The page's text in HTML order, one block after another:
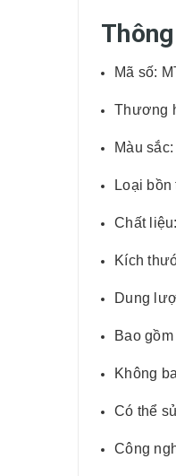
Mã số:
Thương
Màu
Loại
Chất
Kích
Dung
Bao
Không
Có thể
Công